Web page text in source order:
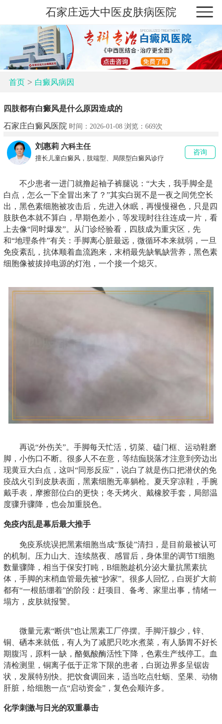
石家庄远大中医皮肤病医院
首页> 白癜风病因
四肢都有白癜风是什么原因造成的
石家庄白癜风医院 时间：2026-01-08 浏览： 669次
刘惠莉 六科主任
擅长儿童白癜风，肢端型、局限型白癜风诊疗
咨询
不少患者一进门就撸起袖子裤腿说：“大夫，我手脚全是
白点，怎么一下全冒出来了？”其实白斑不是一夜之间凭空长
出，黑色素细胞被攻击后，先进入休眠，再慢慢褪色，只是四
肢肤色本就不算白，早期色差小，等发现时往往连成一片，看
上去像“同时爆发”。从门诊经验看，四肢成为重灾区，先
和“地理条件”有关：手脚离心脏最远，微循环本来就弱，一旦
免疫紊乱，抗体顺着血流跑来，末梢最先缺氧缺营养，黑色素
细胞像被拔掉电源的灯泡，一个接一个熄灭。
再说“外伤关”。手脚每天忙活，切菜、磕门框、运动鞋磨
脚，小伤口不断。很多人不在意，等结痂脱落才注意到旁边出
现黄豆大白点，这叫“同形反应”，说白了就是伤口把潜伏的免
疫战火引到皮肤表面，黑素细胞无辜躺枪。夏天穿凉鞋，手腕
戴手表，摩擦部位白的更快；冬天烤火、戴橡胶手套，局部温
度骤升骤降，也会加重脱色。
免疫内乱是幕后最大推手
免疫系统误把黑素细胞当成“叛徒”清扫，是目前最被认可
的机制。压力山大、连续熬夜、感冒后，身体里的调节T细胞
数量骤降，相当于保安打盹，B细胞趁机分泌大量抗黑素抗
体，手脚的末梢血管最先被“抄家”。很多人回忆，白斑扩大前
都有“一根筋绷着”的阶段：赶项目、备考、家里出事，情绪一
塌方，皮肤就报警。
微量元素“断供”也让黑素工厂停摆。手脚汗腺少，锌、
铜、硒本来就低，有人为了减肥只吃水煮菜，有人肠胃不好长
期腹泻，原料一缺，酪氨酸酶活性下降，色素生产线停工。血
清检测里，铜离子低于正常下限的患者，白斑边界多呈锯齿
状，发展特别快。把饮食调回来，适当吃点牡蛎、坚果、动物
肝脏，给细胞一点“启动资金”，复色会顺许多。
化学刺激与日光的双重暴击